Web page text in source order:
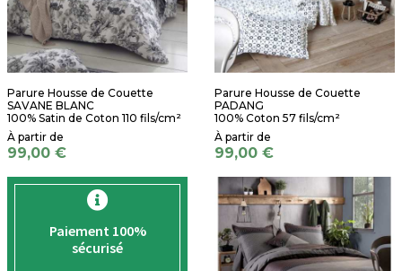
Parure Housse de Couette
SAVANE BLANC
100% Satin de Coton 110 fils/cm²
99,00 €
Parure Housse de Couette
PADANG
100% Coton 57 fils/cm²
99,00 €
Paiement 100%
sécurisé